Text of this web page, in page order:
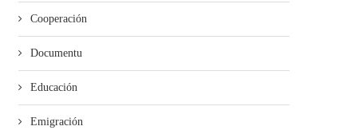
Cooperación
Documentu
Educación
Emigración